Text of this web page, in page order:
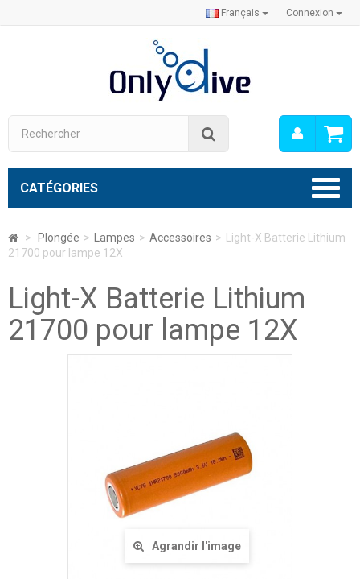
Connexion
Français
Mon
CATÉGORIES
> Plongée > Lampes > Accessoires >
Light-X Batterie Lithium
21700 pour lampe 12X
Light-X Batterie Lithium
21700 pour lampe 12X
Agrandir l'image